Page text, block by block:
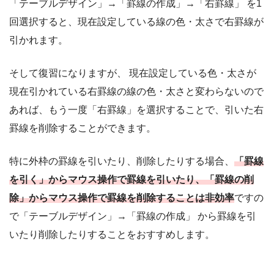
「テーブルデザイン」→「罫線の作成」→「右罫線」 を1
回選択すると、現在設定している線の色・太さで右罫線が
引かれます。
そして復習になりますが、 現在設定している色・太さが
現在引かれている右罫線の線の色・太さと変わらないので
あれば、もう一度「右罫線」を選択することで、引いた右
罫線を削除することができます。
特に外枠の罫線を引いたり、削除したりする場合、 「罫線
を引く」からマウス操作で罫線を引いたり、「罫線の削
除」からマウス操作で罫線を削除することは非効率ですの
で「テーブルデザイン」→「罫線の作成」 から罫線を引
いたり削除したりすることをおすすめします。